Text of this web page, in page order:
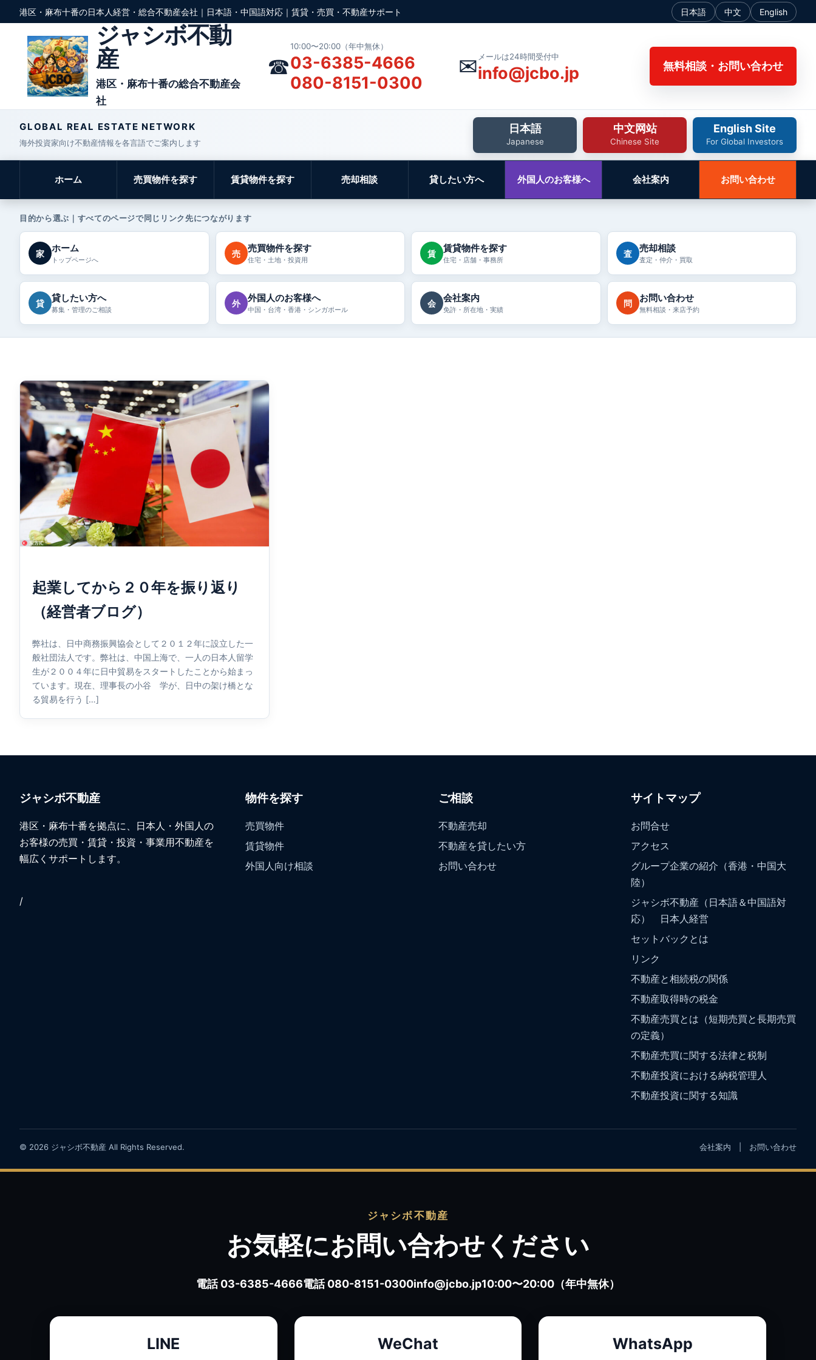
港区・麻布十番の日本人経営・総合不動産会社｜日本語・中国語対応｜賃貸・売買・不動産サポート 日本語 中文 English
ジャシボ不動
産
港区・麻布十番の総合不動産会
社
☎
10:00〜20:00（年中無休）
03-6385-4666
080-8151-0300
✉ メールは24時間受付中
info@jcbo.jp 無料相談・お問い合わせ
GLOBAL REAL ESTATE NETWORK
海外投資家向け不動産情報を各言語でご案内します
日本語
Japanese
中文网站
Chinese Site
English Site
For Global Investors
ホーム 売買物件を探す 賃貸物件を探す 売却相談 貸したい方へ 外国人のお客様へ 会社案内 お問い合わせ
目的から選ぶ｜すべてのページで同じリンク先につながります
家 ホーム
トップページへ
売 売買物件を探す
住宅・土地・投資用
賃 賃貸物件を探す
住宅・店舗・事務所
査 売却相談
査定・仲介・買取
貸 貸したい方へ
募集・管理のご相談
外 外国人のお客様へ
中国・台湾・香港・シンガポール
会 会社案内
免許・所在地・実績
問 お問い合わせ
無料相談・来店予約
起業してから２０年を振り返り
（経営者ブログ）
弊社は、日中商務振興協会として２０１２年に設立した一
般社団法人です。弊社は、中国上海で、一人の日本人留学
生が２００４年に日中貿易をスタートしたことから始まっ
ています。現在、理事長の小谷 学が、日中の架け橋とな
る貿易を行う […]
ジャシボ不動産
港区・麻布十番を拠点に、日本人・外国人の
お客様の売買・賃貸・投資・事業用不動産を
幅広くサポートします。
/
物件を探す
売買物件
賃貸物件
外国人向け相談
ご相談
不動産売却
不動産を貸したい方
お問い合わせ
サイトマップ
お問合せ
アクセス
グループ企業の紹介（香港・中国大
陸）
ジャシボ不動産（日本語＆中国語対
応） 日本人経営
セットバックとは
リンク
不動産と相続税の関係
不動産取得時の税金
不動産売買とは（短期売買と長期売買
の定義）
不動産売買に関する法律と税制
不動産投資における納税管理人
不動産投資に関する知識
© 2026 ジャシボ不動産 All Rights Reserved. 会社案内 お問い合わせ
ジャシボ不動産
お気軽にお問い合わせください
電話 03-6385-4666電話 080-8151-0300info@jcbo.jp10:00〜20:00（年中無休）
LINE WeChat WhatsApp